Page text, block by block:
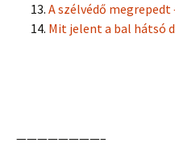
A szélvédő
Mit jelent a bal hátsó
————————–